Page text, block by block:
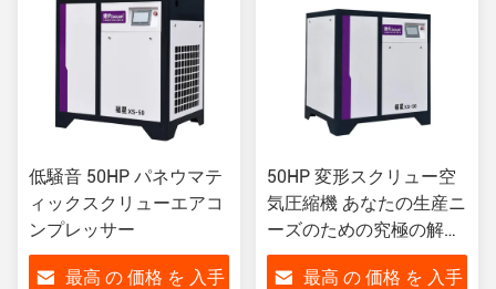
低騒音 50HP パネウマテ
ィックスクリューエアコ
ンプレッサー
最高 の 価格 を 入手
50HP 変形スクリュー空
気圧縮機 あなたの生産ニ
ーズのための究極の解決
策
最高 の 価格 を 入手